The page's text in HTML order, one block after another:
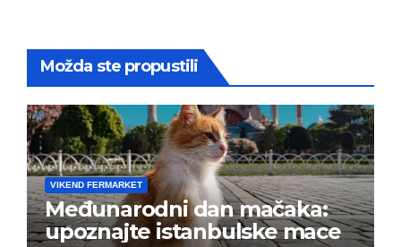
Možda ste propustili
VIKEND FERMARKET
Međunarodni dan mačaka:
upoznajte istanbulske mace